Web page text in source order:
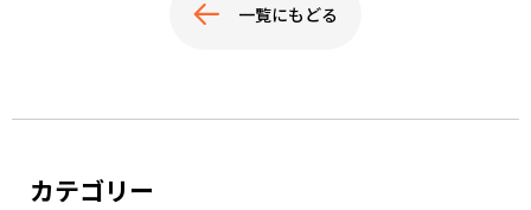
一覧にもどる
カテゴリー